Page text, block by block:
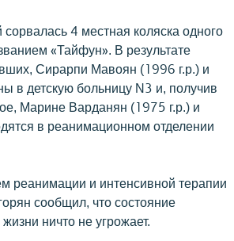
4 местная коляска одного
«Тайфун». В результате
Сирарпи Мавоян (1996 г.р.) и
в детскую больницу N3 и, получив
Марине Варданян (1975 г.р.) и
в реанимационном отделении
реанимации и интенсивной терапии
сообщил, что состояние
ничто не угрожает.